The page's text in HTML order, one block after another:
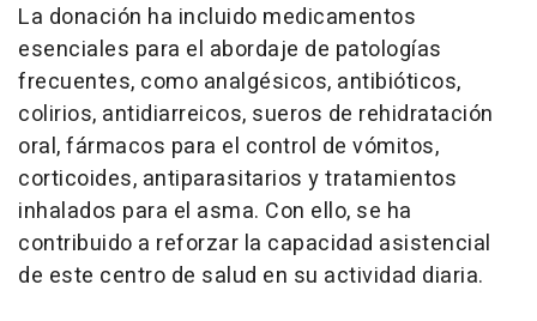
La donación ha incluido medicamentos
esenciales para el abordaje de patologías
frecuentes, como analgésicos, antibióticos,
colirios, antidiarreicos, sueros de rehidratación
oral, fármacos para el control de vómitos,
corticoides, antiparasitarios y tratamientos
inhalados para el asma. Con ello, se ha
contribuido a reforzar la capacidad asistencial
de este centro de salud en su actividad diaria.